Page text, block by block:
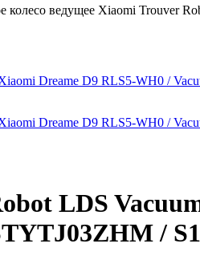
колесо ведущее Xiaomi Trouver
LDS
/